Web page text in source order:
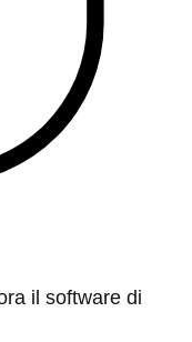
il software di